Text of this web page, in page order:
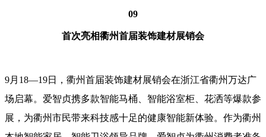
09
首次亮相衢州首届装饰建材展销会
9月18—19日，衢州首届装饰建材展销会在浙江省衢州万达广
场启幕。爱智贞携多款智能马桶、智能浴室柜、花洒等爆款参
展，为衢州市民带来科技感十足的健康智能新体验。作为衢州